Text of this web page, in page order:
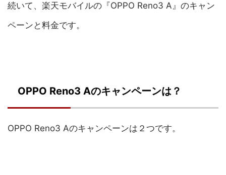
続いて、楽天モバイルの『OPPO Reno3 A』のキャン
ペーンと料金です。
OPPO Reno3 Aのキャンペーンは？
OPPO Reno3 Aのキャンペーンは２つです。